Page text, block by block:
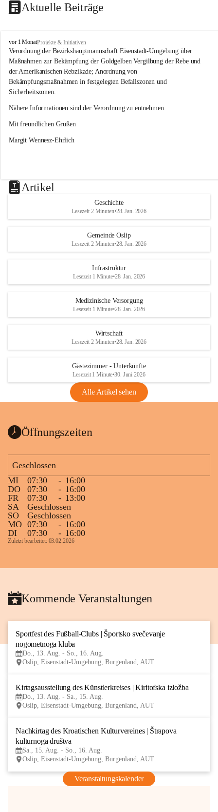
Aktuelle Beiträge
O
s
l
i
p
vor 1 MonatProjekte & Initiativen
Verordnung der Bezirkshauptmannschaft Eisenstadt-Umgebung über
Maßnahmen zur Bekämpfung der Goldgelben Vergilbung der Rebe und
der Amerikanischen Rebzikade; Anordnung von
Bekämpfungsmaßnahmen in festgelegten Befallszonen und
Sicherheitszonen.
Nähere Informationen sind der Verordnung zu entnehmen.
Mit freundlichen Grüßen
Margit Wennesz-Ehrlich
Artikel
Geschichte
Lesezeit 2 Minuten•28. Jan. 2026
Gemeinde Oslip
Lesezeit 2 Minuten•28. Jan. 2026
Infrastruktur
Lesezeit 1 Minute•28. Jan. 2026
Medizinische Versorgung
Lesezeit 1 Minute•28. Jan. 2026
Wirtschaft
Lesezeit 2 Minuten•28. Jan. 2026
Gästezimmer - Unterkünfte
Lesezeit 1 Minute•30. Juni 2026
Alle Artikel sehen
Öffnungszeiten
Geschlossen
MI
07:30 - 16:00
DO
07:30 - 16:00
FR
07:30 - 13:00
SA
Geschlossen
SO
Geschlossen
MO 07:30 - 16:00
DI
07:30 - 16:00
Zuletzt bearbeitet: 03.02.2026
Kommende Veranstaltungen
Sportfest des Fußball-Clubs | Športsko svečevanje
nogometnoga kluba
Do., 13. Aug. - So., 16. Aug.
Oslip, Eisenstadt-Umgebung, Burgenland, AUT
Kirtagsausstellung des Künstlerkreises | Kiritofska izložba
Do., 13. Aug. - Sa., 15. Aug.
Oslip, Eisenstadt-Umgebung, Burgenland, AUT
Nachkirtag des Kroatischen Kulturvereines | Štrapova
kulturnoga društva
Sa., 15. Aug. - So., 16. Aug.
Oslip, Eisenstadt-Umgebung, Burgenland, AUT
Veranstaltungskalender